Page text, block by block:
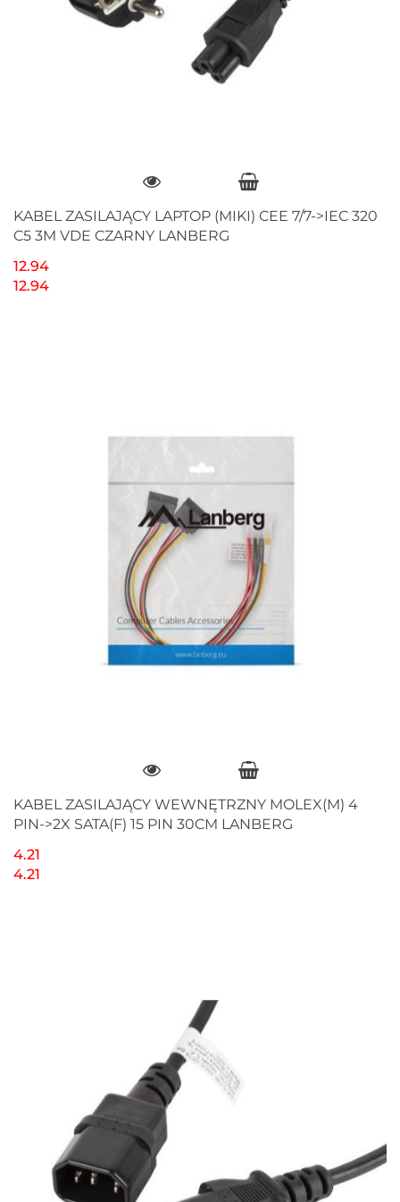
KABEL ZASILAJĄCY LAPTOP (MIKI) CEE 7/7->IEC 320
C5 3M VDE CZARNY LANBERG
12.94
12.94
KABEL ZASILAJĄCY WEWNĘTRZNY MOLEX(M) 4
PIN->2X SATA(F) 15 PIN 30CM LANBERG
4.21
4.21